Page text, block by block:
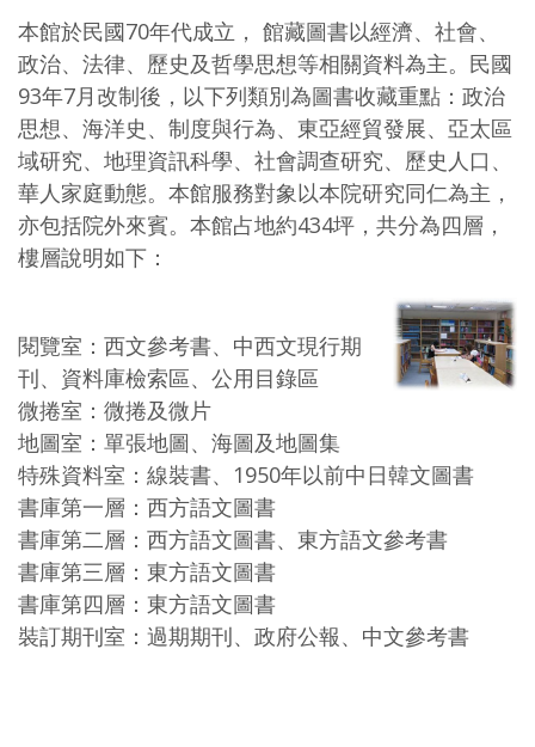
本館於民國70年代成立， 館藏圖書以經濟、社會、
政治、法律、歷史及哲學思想等相關資料為主。民國
93年7月改制後，以下列類別為圖書收藏重點：政治
思想、海洋史、制度與行為、東亞經貿發展、亞太區
域研究、地理資訊科學、社會調查研究、歷史人口、
華人家庭動態。本館服務對象以本院研究同仁為主，
亦包括院外來賓。本館占地約434坪，共分為四層，
樓層說明如下：
閱覽室：西文參考書、中西文現行期
刊、資料庫檢索區、公用目錄區
微捲室：微捲及微片
地圖室：單張地圖、海圖及地圖集
特殊資料室：線裝書、1950年以前中日韓文圖書
書庫第一層：西方語文圖書
書庫第二層：西方語文圖書、東方語文參考書
書庫第三層：東方語文圖書
書庫第四層：東方語文圖書
裝訂期刊室：過期期刊、政府公報、中文參考書